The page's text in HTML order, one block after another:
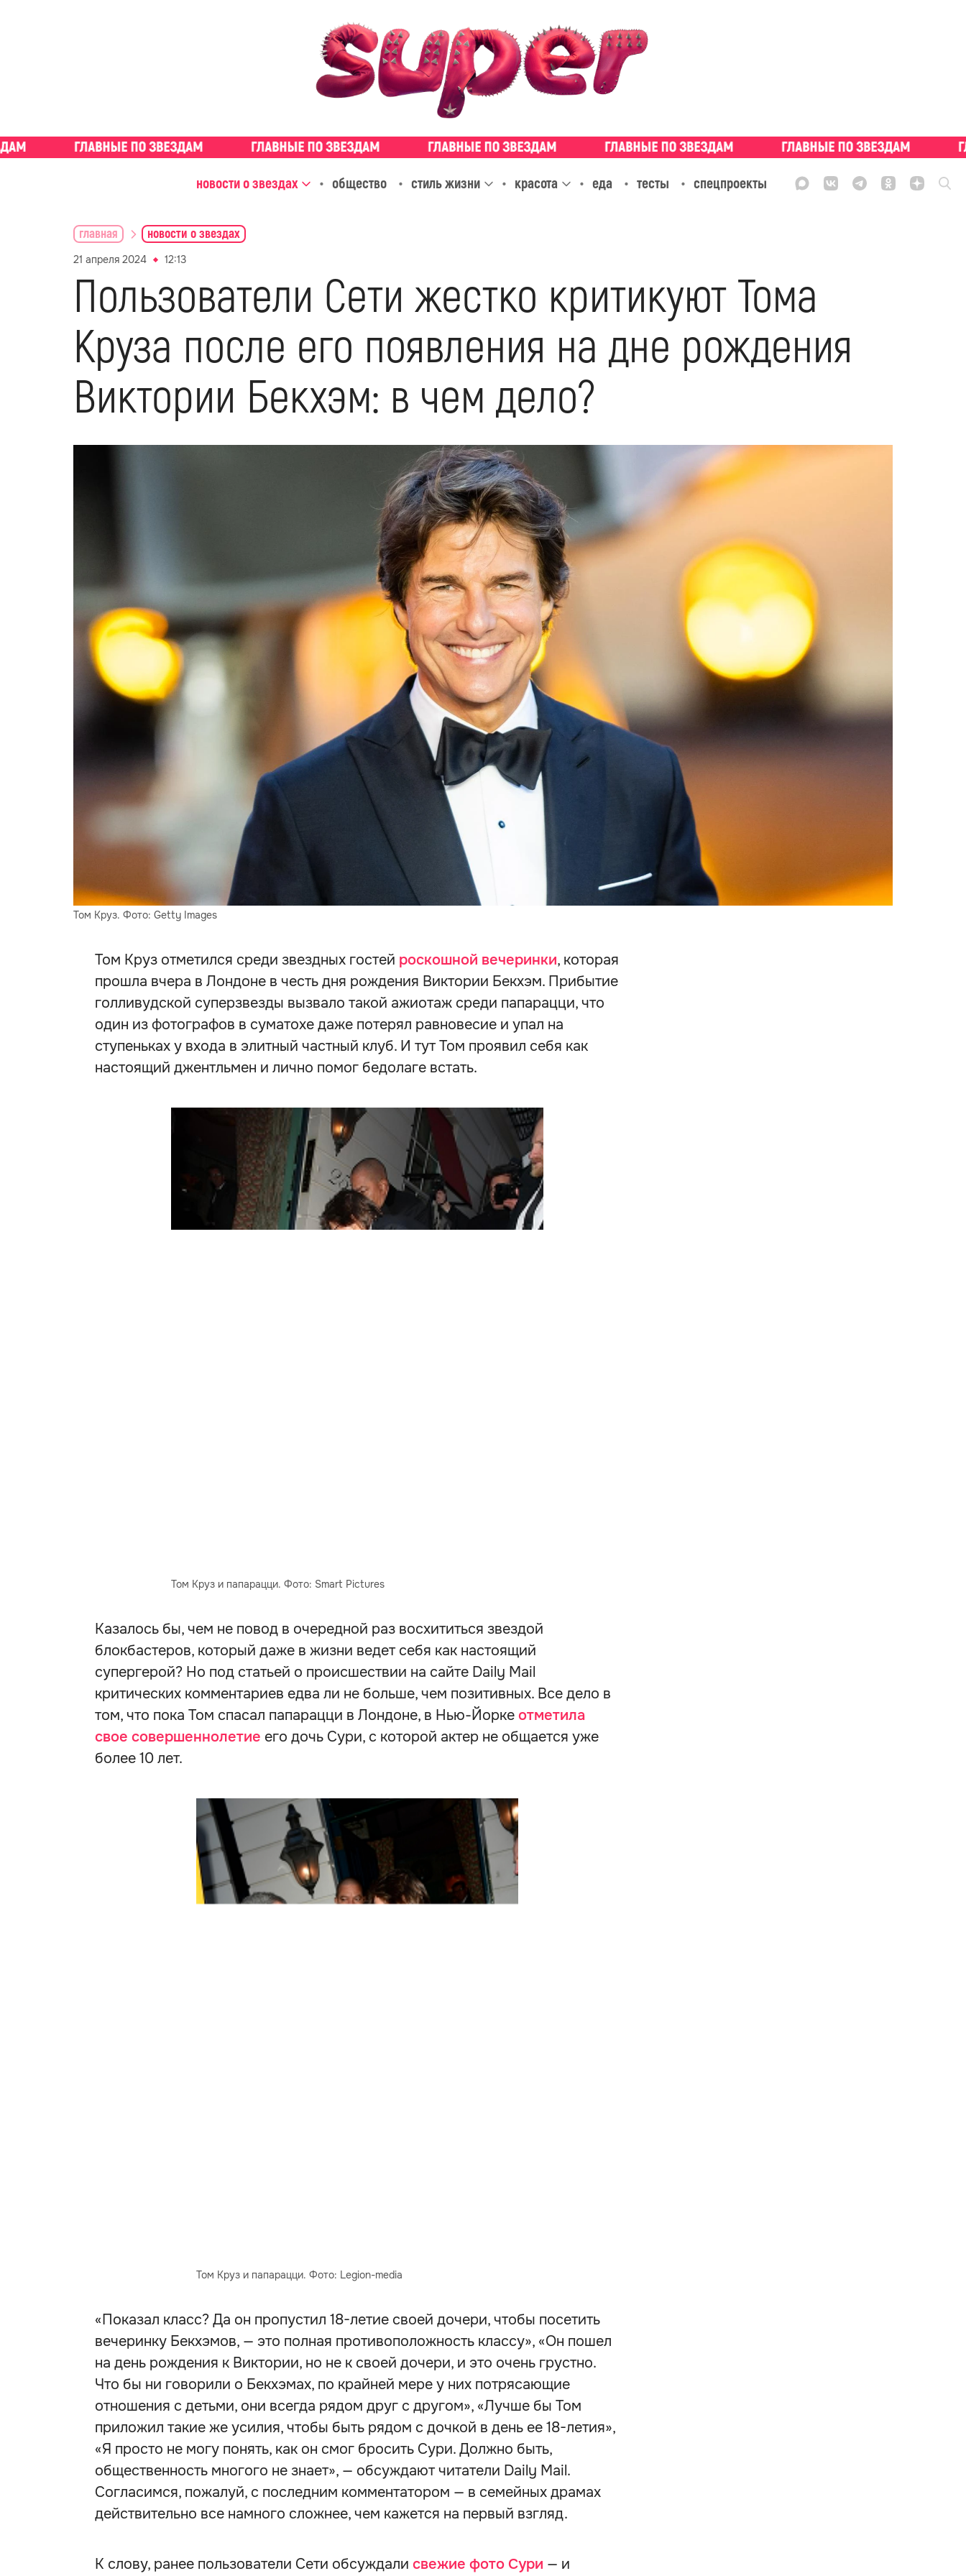
новости о звездах общество стиль жизни красота еда тесты спецпроекты
главная новости о звездах
21 апреля 2024 12:13
Пользователи Сети жестко критикуют Тома
Круза после его появления на дне рождения
Виктории Бекхэм: в чем дело?
Том Круз. Фото: Getty Images
Том Круз отметился среди звездных гостей роскошной вечеринки, которая
прошла вчера в Лондоне в честь дня рождения Виктории Бекхэм. Прибытие
голливудской суперзвезды вызвало такой ажиотаж среди папарацци, что
один из фотографов в суматохе даже потерял равновесие и упал на
ступеньках у входа в элитный частный клуб. И тут Том проявил себя как
настоящий джентльмен и лично помог бедолаге встать.
Том Круз и папарацци. Фото: Smart Pictures
Казалось бы, чем не повод в очередной раз восхититься звездой
блокбастеров, который даже в жизни ведет себя как настоящий
супергерой? Но под статьей о происшествии на сайте Daily Mail
критических комментариев едва ли не больше, чем позитивных. Все дело в
том, что пока Том спасал папарацци в Лондоне, в Нью-Йорке отметила
свое совершеннолетие его дочь Сури, с которой актер не общается уже
более 10 лет.
Том Круз и папарацци. Фото: Legion-media
«Показал класс? Да он пропустил 18-летие своей дочери, чтобы посетить
вечеринку Бекхэмов, — это полная противоположность классу», «Он пошел
на день рождения к Виктории, но не к своей дочери, и это очень грустно.
Что бы ни говорили о Бекхэмах, по крайней мере у них потрясающие
отношения с детьми, они всегда рядом друг с другом», «Лучше бы Том
приложил такие же усилия, чтобы быть рядом с дочкой в день ее 18-летия»,
«Я просто не могу понять, как он смог бросить Сури. Должно быть,
общественность многого не знает», — обсуждают читатели Daily Mail.
Cогласимся, пожалуй, с последним комментатором — в семейных драмах
действительно все намного сложнее, чем кажется на первый взгляд.
К слову, ранее пользователи Сети обсуждали свежие фото Сури — и